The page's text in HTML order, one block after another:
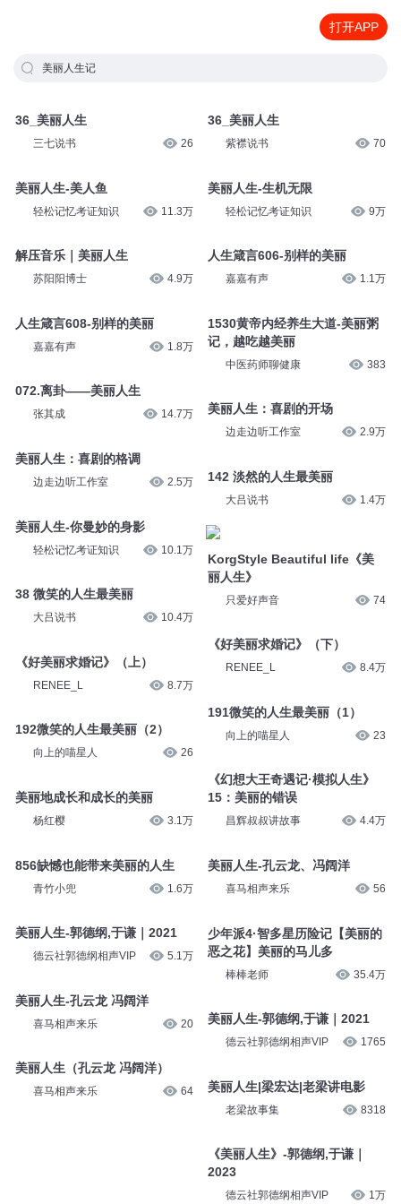
打开APP
美丽人生记
36_美丽人生
三七说书 26
美丽人生-美人鱼
轻松记忆考证知识 11.3万
解压音乐｜美丽人生
苏阳阳博士 4.9万
人生箴言608-别样的美丽
嘉嘉有声 1.8万
072.离卦——美丽人生
张其成 14.7万
美丽人生：喜剧的格调
边走边听工作室 2.5万
美丽人生-你曼妙的身影
轻松记忆考证知识 10.1万
38 微笑的人生最美丽
大吕说书 10.4万
《好美丽求婚记》（上）
RENEE_L 8.7万
192微笑的人生最美丽（2）
向上的喵星人 26
美丽地成长和成长的美丽
杨红樱 3.1万
856缺憾也能带来美丽的人生
青竹小兜 1.6万
美丽人生-郭德纲,于谦｜2021
德云社郭德纲相声VIP 5.1万
美丽人生-孔云龙 冯阔洋
喜马相声来乐 20
美丽人生（孔云龙 冯阔洋）
喜马相声来乐 64
36_美丽人生
紫襟说书 70
美丽人生-生机无限
轻松记忆考证知识 9万
人生箴言606-别样的美丽
嘉嘉有声 1.1万
1530黄帝内经养生大道-美丽粥
记，越吃越美丽
中医药师聊健康 383
美丽人生：喜剧的开场
边走边听工作室 2.9万
142 淡然的人生最美丽
大吕说书 1.4万
KorgStyle Beautiful life《美
丽人生》
只爱好声音 74
《好美丽求婚记》（下）
RENEE_L 8.4万
191微笑的人生最美丽（1）
向上的喵星人 23
《幻想大王奇遇记·模拟人生》
15：美丽的错误
昌辉叔叔讲故事 4.4万
美丽人生-孔云龙、冯阔洋
喜马相声来乐 56
少年派4·智多星历险记【美丽的
恶之花】美丽的马儿多
棒棒老师 35.4万
美丽人生-郭德纲,于谦｜2021
德云社郭德纲相声VIP 1765
美丽人生|梁宏达|老梁讲电影
老梁故事集 8318
《美丽人生》-郭德纲,于谦｜
2023
德云社郭德纲相声VIP 1万